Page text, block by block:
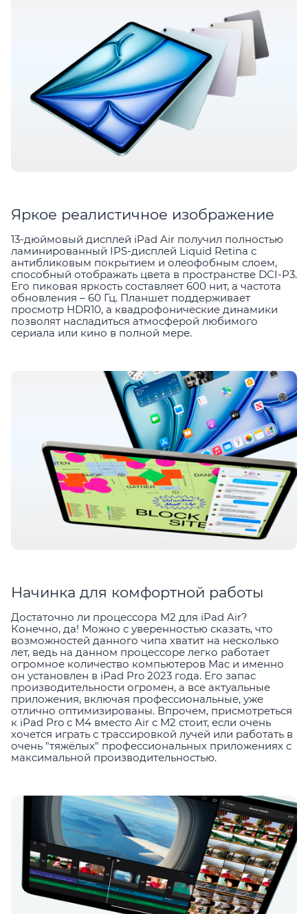
Яркое реалистичное изображение
13-дюймовый дисплей iPad Air получил полностью
ламинированный IPS-дисплей Liquid Retina с
антибликовым покрытием и олеофобным слоем,
способный отображать цвета в пространстве DCI-P3.
Его пиковая яркость составляет 600 нит, а частота
обновления – 60 Гц. Планшет поддерживает
просмотр HDR10, а квадрофонические динамики
позволят насладиться атмосферой любимого
сериала или кино в полной мере.
Начинка для комфортной работы
Достаточно ли процессора M2 для iPad Air?
Конечно, да! Можно с уверенностью сказать, что
возможностей данного чипа хватит на несколько
лет, ведь на данном процессоре легко работает
огромное количество компьютеров Mac и именно
он установлен в iPad Pro 2023 года. Его запас
производительности огромен, а все актуальные
приложения, включая профессиональные, уже
отлично оптимизированы. Впрочем, присмотреться
к iPad Pro с M4 вместо Air с M2 стоит, если очень
хочется играть с трассировкой лучей или работать в
очень "тяжёлых" профессиональных приложениях с
максимальной производительностью.